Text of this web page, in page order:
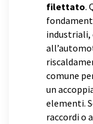
filettato.
comune
un
elementi.
raccordi o